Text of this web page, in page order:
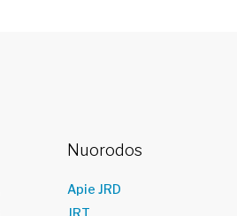
Nuorodos
Apie JRD
JRT